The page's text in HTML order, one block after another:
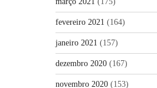
fevereiro 2021 (164)
janeiro 2021 (157)
dezembro 2020 (167)
novembro 2020 (153)